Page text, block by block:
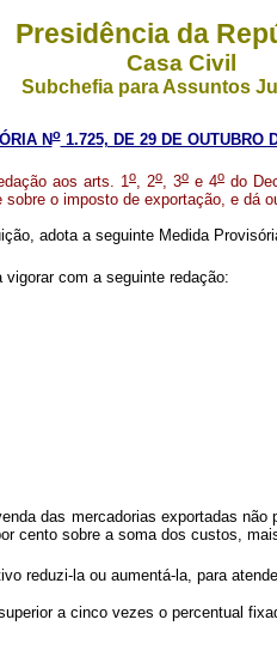
Presidência da
Casa Civil
Subchefia para Assuntos
No1.725, DE 29 DE OUTUBRO
aos arts. 1 o , 2o , 3o e 4o do
sobre o imposto de exportação, e dá
adota a seguinte Medida
com a seguinte redação:
das mercadorias exportadas
cento sobre a soma dos custos,
reduzi-la ou aumentá-la, para
a cinco vezes o percentual